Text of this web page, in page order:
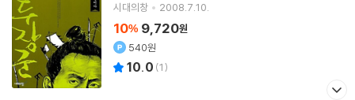
시대의창
2008.7.10.
10% 9,720원
540원
10.0 (1)